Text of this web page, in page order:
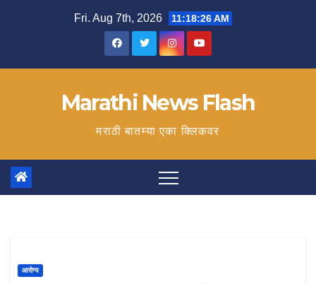
Fri. Aug 7th, 2026 11:18:27 AM
Marathi News Flash
मराठी बातम्या एका क्लिकवर
आरोग्य